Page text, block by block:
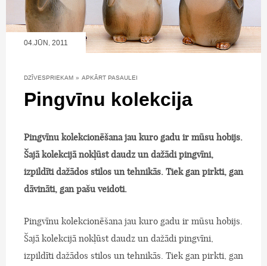
04.JŪN, 2011
DZĪVESPRIEKAM » APKĀRT PASAULEI
Pingvīnu kolekcija
Pingvīnu kolekcionēšana jau kuro gadu ir mūsu hobijs.
Šajā kolekcijā nokļūst daudz un dažādi pingvīni,
izpildīti dažādos stilos un tehnikās. Tiek gan pirkti, gan
dāvināti, gan pašu veidoti.
Pingvīnu kolekcionēšana jau kuro gadu ir mūsu hobijs.
Šajā kolekcijā nokļūst daudz un dažādi pingvīni,
izpildīti dažādos stilos un tehnikās. Tiek gan pirkti, gan